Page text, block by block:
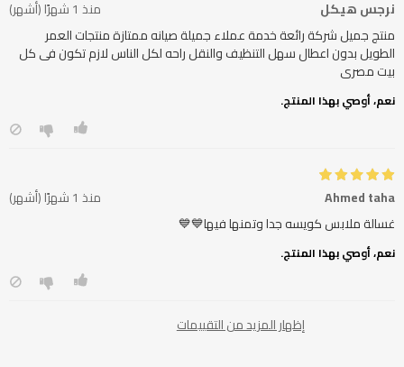
نرجس هيكل
منذ 1 شهرًا (أشهر)
منتج جميل شركة رائعة خدمة عملاء جميلة صيانه ممتازة منتجات العمر
الطويل بدون اعطال سهل التنظيف والنقل راحه لكل الناس لازم تكون فى كل
بيت مصرى
نعم، أوصي بهذا المنتج.
Ahmed taha
منذ 1 شهرًا (أشهر)
غسالة ملابس كويسه جدا وتمنها فيها💙💙
نعم، أوصي بهذا المنتج.
إظهار المزيد من التقييمات